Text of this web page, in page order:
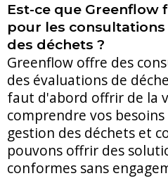
Est-ce que Greenflow
pour les
des déchets ?
Greenflow offre des
des évaluations de
faut d'abord offrir de la
comprendre vos
gestion des déchets et
pouvons offrir des
conformes sans